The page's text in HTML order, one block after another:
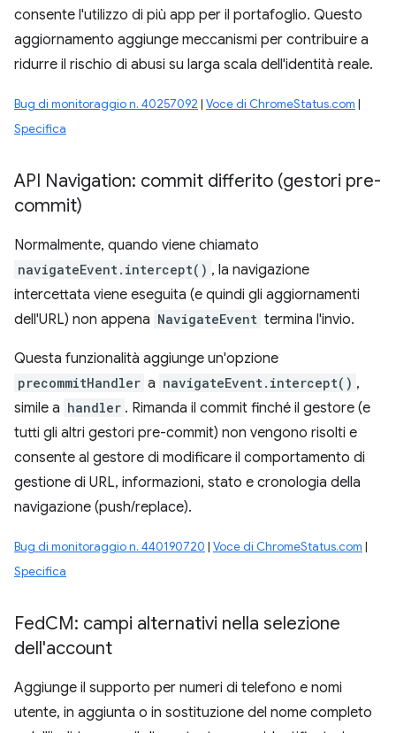
consente l'utilizzo di più app per il portafoglio. Questo
aggiornamento aggiunge meccanismi per contribuire a
ridurre il rischio di abusi su larga scala dell'identità reale.
Bug di monitoraggio n. 40257092 | Voce di ChromeStatus.com |
Specifica
API Navigation: commit differito (gestori pre-
commit)
Normalmente, quando viene chiamato
navigateEvent.intercept() , la navigazione
intercettata viene eseguita (e quindi gli aggiornamenti
dell'URL) non appena NavigateEvent termina l'invio.
Questa funzionalità aggiunge un'opzione
precommitHandler a navigateEvent.intercept() ,
simile a handler . Rimanda il commit finché il gestore (e
tutti gli altri gestori pre-commit) non vengono risolti e
consente al gestore di modificare il comportamento di
gestione di URL, informazioni, stato e cronologia della
navigazione (push/replace).
Bug di monitoraggio n. 440190720 | Voce di ChromeStatus.com |
Specifica
FedCM: campi alternativi nella selezione
dell'account
Aggiunge il supporto per numeri di telefono e nomi
utente, in aggiunta o in sostituzione del nome completo